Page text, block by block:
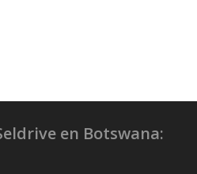
en Botswana: